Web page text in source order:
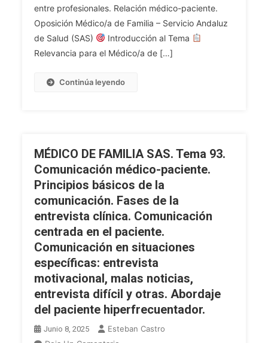
96.
La
Profesión
Médica.
La
Sociedad.
Uso
De
Las
Redes
Sociales.
Relación
Entre
Profesionales.
Relación
Médico-
entre profesionales. Relación médico-paciente.
Oposición Médico/a de Familia – Servicio Andaluz
de Salud (SAS)
Introducción al Tema
Relevancia para el Médico/a de […]
Continúa leyendo
MÉDICO DE FAMILIA SAS. Tema 93.
Comunicación médico-paciente.
Principios básicos de la
comunicación. Fases de la
entrevista clínica. Comunicación
centrada en el paciente.
Comunicación en situaciones
específicas: entrevista
motivacional, malas noticias,
entrevista difícil y otras. Abordaje
del paciente hiperfrecuentador.
Junio 8, 2025
Esteban Castro